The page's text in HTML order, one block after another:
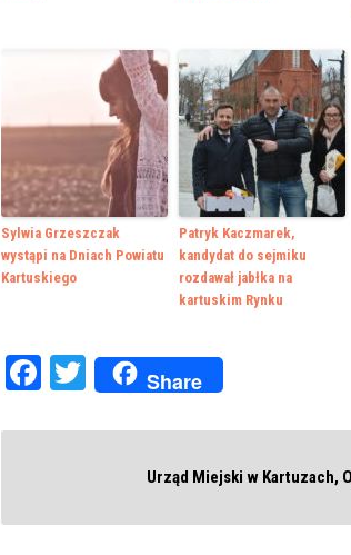
Sylwia Grzeszczak
wystąpi na Dniach Powiatu
Kartuskiego
Patryk Kaczmarek,
kandydat do sejmiku
rozdawał jabłka na
kartuskim Rynku
Facebook
Twitter
Share
Urząd Miejski w Kartuzach,